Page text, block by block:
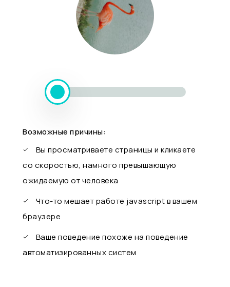
Возможные причины:
Вы просматриваете страницы и кликаете
со скоростью, намного превышающую
ожидаемую от человека
Что-то мешает работе javascript в вашем
браузере
Ваше поведение похоже на поведение
автоматизированных систем